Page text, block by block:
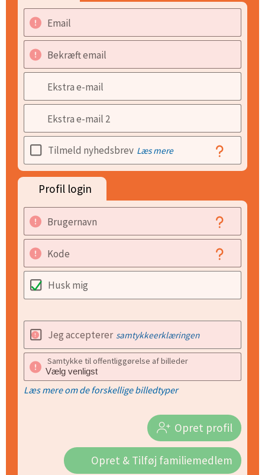
Email
Bekræft email
Ekstra e-mail
Ekstra e-mail 2
Tilmeld nyhedsbrev Læs mere
Profil login
Brugernavn
Kode
Husk mig
Jeg accepterer samtykkeerklæringen
Samtykke til offentliggørelse af billeder
Læs mere om de forskellige billedtyper
Opret profil
Opret & Tilføj familiemedlem